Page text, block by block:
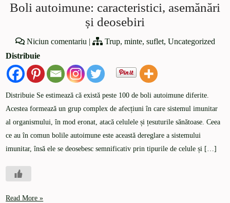
Boli autoimune: caracteristici, asemănări
și deosebiri
Niciun comentariu | Trup, minte, suflet, Uncategorized
Distribuie
Distribuie Se estimează că există peste 100 de boli autoimune diferite.
Acestea formează un grup complex de afecțiuni în care sistemul imunitar
al organismului, în mod eronat, atacă celulele și țesuturile sănătoase. Ceea
ce au în comun bolile autoimune este această dereglare a sistemului
imunitar, însă ele se deosebesc semnificativ prin tipurile de celule și […]
Read More »